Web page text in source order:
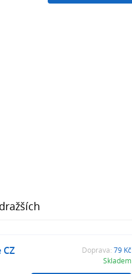
CZ
Doprava: 79 Kč
Skladem